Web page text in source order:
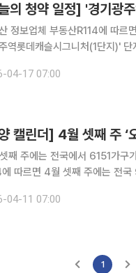
의 청약 일정] '경기광
정보업체 부동산R114에 따르
롯데캐슬시그니처(1단지)' 단지가 견본주택 문을
임대·행복주택)', 부산 금정구 '
04-17 07:00
캘린더] 4월 셋째 주 ‘
주에는 전국에서 6151가구가 분양에 나선다. ◇청약 단
에 따르면 4월 셋째 주에는 전
클라체자이드파인’, ‘풍무역세
04-11 07:00
1